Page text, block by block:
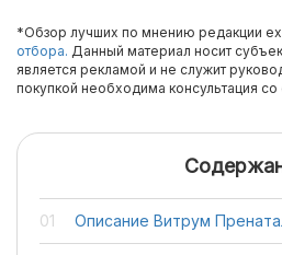
*Обзор лучших по мнению редакции
отбора. Данный материал носит
является рекламой и не служит
покупкой необходима консультация со
Описание Витрум